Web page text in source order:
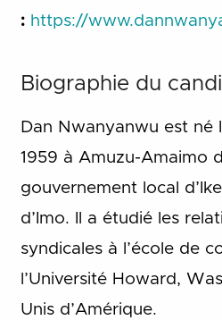
: https://
Biographie du
Dan Nwanyanwu est né
1959 à Amuzu-Amaimo
gouvernement local
d’Imo. Il a étudié les
syndicales à l’école de
l’Université Howard,
Unis d’Amérique.